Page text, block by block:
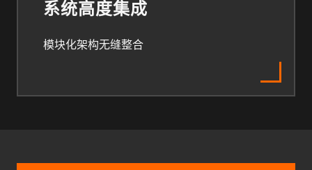
系统高度集成
模块化架构无缝整合